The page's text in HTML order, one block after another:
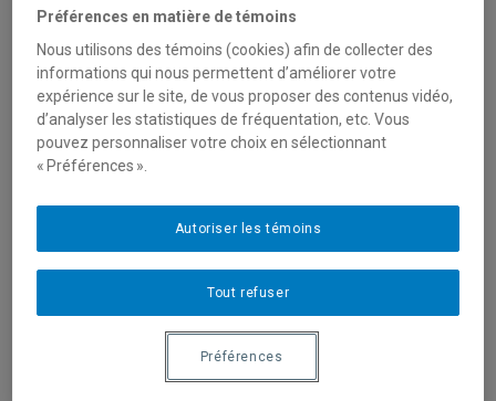
Département des sciences juridiques
Courriel:ndiaye.ndeye_dieynaba@uqam.ca
Téléphone: (514) 987-3000 poste 0825
: Français, Italien/ Wolof
Préférences en matière de témoins
Nous utilisons des témoins (cookies) afin de collecter des
informations qui nous permettent d’améliorer votre
expérience sur le site, de vous proposer des contenus vidéo,
d’analyser les statistiques de fréquentation, etc. Vous
pouvez personnaliser votre choix en sélectionnant
« Préférences ».
Tout refuser
Autoriser les témoins
Préférences